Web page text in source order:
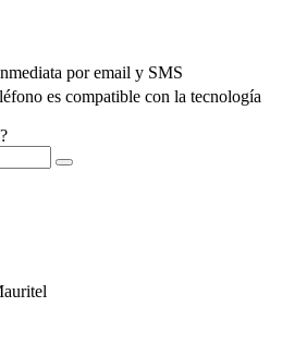
por email y SMS
es compatible con la tecnología